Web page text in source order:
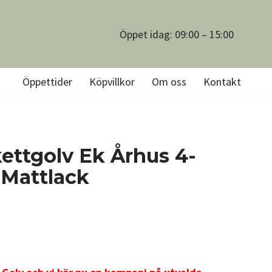
Öppet idag: 09:00 – 15:00
Öppettider Köpvillkor Om oss Kontakt
Ek Århus 4-